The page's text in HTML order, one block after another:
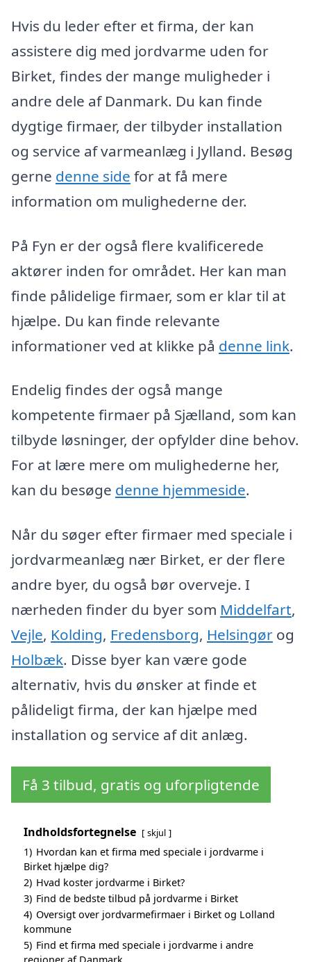
Hvis du leder efter et firma, der kan
assistere dig med jordvarme uden for
Birket, findes der mange muligheder i
andre dele af Danmark. Du kan finde
dygtige firmaer, der tilbyder installation
og service af varmeanlæg i Jylland. Besøg
gerne denne side for at få mere
information om mulighederne der.
På Fyn er der også flere kvalificerede
aktører inden for området. Her kan man
finde pålidelige firmaer, som er klar til at
hjælpe. Du kan finde relevante
informationer ved at klikke på denne link.
Endelig findes der også mange
kompetente firmaer på Sjælland, som kan
tilbyde løsninger, der opfylder dine behov.
For at lære mere om mulighederne her,
kan du besøge denne hjemmeside.
Når du søger efter firmaer med speciale i
jordvarmeanlæg nær Birket, er der flere
andre byer, du også bør overveje. I
nærheden finder du byer som Middelfart,
Vejle, Kolding, Fredensborg, Helsingør og
Holbæk. Disse byer kan være gode
alternativ, hvis du ønsker at finde et
pålideligt firma, der kan hjælpe med
installation og service af dit anlæg.
Få 3 tilbud, gratis og uforpligtende
Indholdsfortegnelse skjul
1) Hvordan kan et firma med speciale i jordvarme i
Birket hjælpe dig?
2) Hvad koster jordvarme i Birket?
3) Find de bedste tilbud på jordvarme i Birket
4) Oversigt over jordvarmefirmaer i Birket og Lolland
kommune
5) Find et firma med speciale i jordvarme i andre